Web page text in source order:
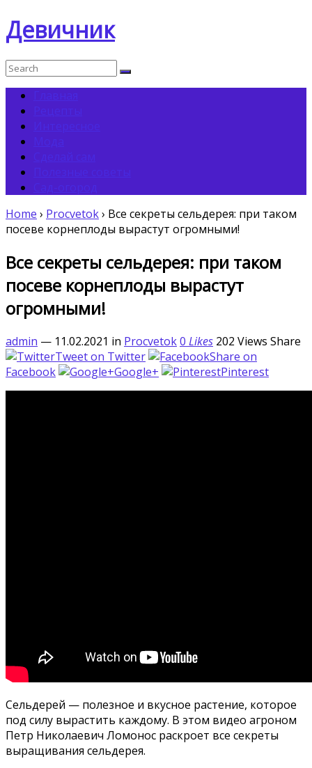
Девичник
Home › Procvetok› Все секреты сельдерея: при таком
посеве корнеплоды вырастут огромными!
Все секреты сельдерея: при таком
посеве корнеплоды вырастут
огромными!
admin — 11.02.2021 in Procvetok0 Likes 202 Views Share
Tweet on Twitter
Share on
Facebook
Google+ Pinterest
Сельдерей — полезное и вкусное растение, которое
под силу вырастить каждому. В этом видео агроном
Петр Николаевич Ломонос раскроет все секреты
выращивания сельдерея.